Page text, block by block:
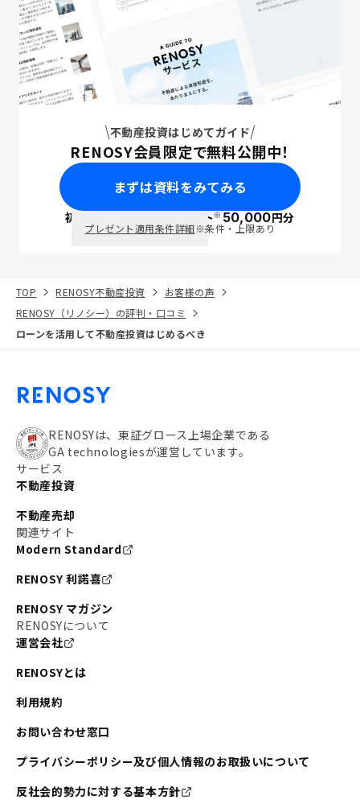
不動産投資はじめてガイド
RENOSY会員限定で無料公開中！
まずは資料をみてみる
初回面談で ポイント※50,000円分
プレゼント適用条件詳細※条件・上限あり
TOP RENOSY不動産投資
お客様の声
RENOSY（リノシー）の評判・口コミ
ローンを活用して不動産投資はじめるべき
RENOSYは、東証グロース上場企業である
GA technologiesが運営しています。
サービス
不動産投資
不動産売却
関連サイト
Modern Standard
RENOSY 利諾喜
RENOSY マガジン
RENOSYについて
運営会社
RENOSYとは
利用規約
お問い合わせ窓口
プライバシーポリシー及び個人情報のお取扱いについて
反社会的勢力に対する基本方針